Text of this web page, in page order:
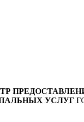
УСЛУГ